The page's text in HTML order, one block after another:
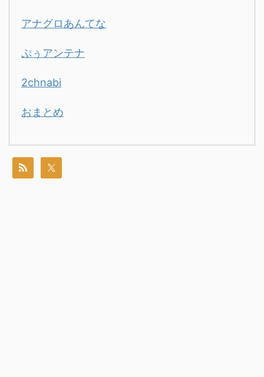
アナグロあんてな
ぷぅアンテナ
2chnabi
おまとめ